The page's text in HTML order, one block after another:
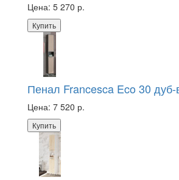
Цена: 5 270 р.
Купить
Пенал Francesca Eco 30 дуб-
Цена: 7 520 р.
Купить